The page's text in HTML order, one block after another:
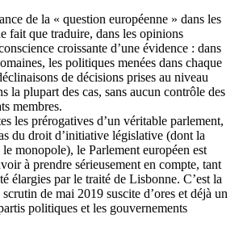
de la « question européenne » dans les
fait que traduire, dans les opinions
croissante d’une évidence : dans
les politiques menées dans chaque
de décisions prises au niveau
la plupart des cas, sans aucun contrôle des
membres.
les prérogatives d’un véritable parlement,
du droit d’initiative législative (dont la
monopole), le Parlement européen est
à prendre sérieusement en compte, tant
élargies par le traité de Lisbonne. C’est la
de mai 2019 suscite d’ores et déjà un
politiques et les gouvernements